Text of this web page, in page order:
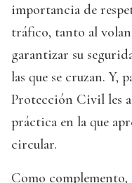
importancia de
tráfico, tanto al
garantizar su
las que se cruzan. Y,
Protección Civil les
práctica en la que
circular.
Como complemento,